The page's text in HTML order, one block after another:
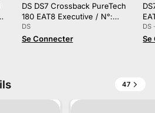
DS DS7 Crossback PureTech
180 EAT8 Executive / N°:…
DS
Se Connecter
DS
Se
47